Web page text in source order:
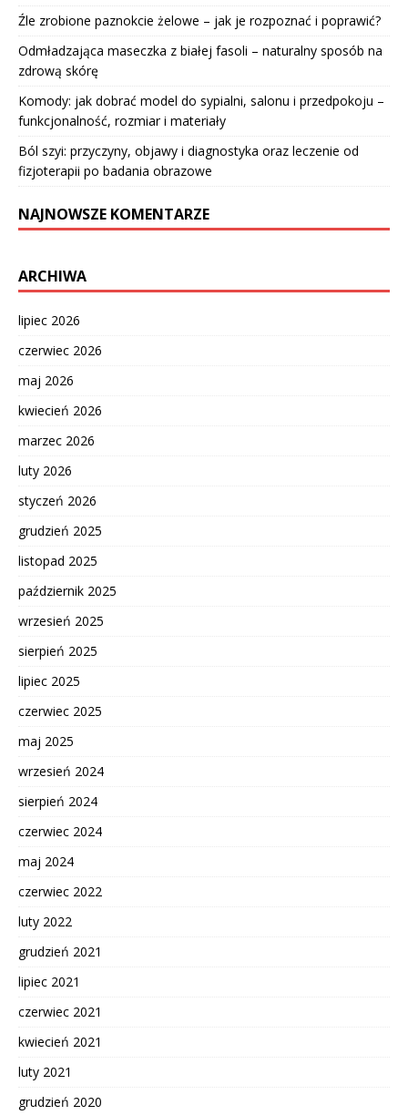
Źle zrobione paznokcie żelowe – jak je rozpoznać i poprawić?
Odmładzająca maseczka z białej fasoli – naturalny sposób na
zdrową skórę
Komody: jak dobrać model do sypialni, salonu i przedpokoju –
funkcjonalność, rozmiar i materiały
Ból szyi: przyczyny, objawy i diagnostyka oraz leczenie od
fizjoterapii po badania obrazowe
NAJNOWSZE KOMENTARZE
ARCHIWA
lipiec 2026
czerwiec 2026
maj 2026
kwiecień 2026
marzec 2026
luty 2026
styczeń 2026
grudzień 2025
listopad 2025
październik 2025
wrzesień 2025
sierpień 2025
lipiec 2025
czerwiec 2025
maj 2025
wrzesień 2024
sierpień 2024
czerwiec 2024
maj 2024
czerwiec 2022
luty 2022
grudzień 2021
lipiec 2021
czerwiec 2021
kwiecień 2021
luty 2021
grudzień 2020